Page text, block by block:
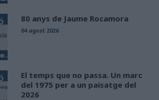
80 anys de Jaume Rocamora
04 agost 2026
El temps que no passa. Un marc
del 1975 per a un paisatge del
2026